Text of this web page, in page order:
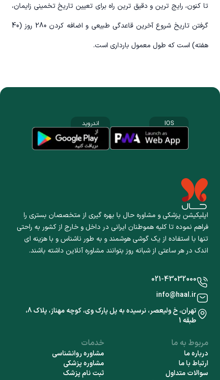
تا کنون، رایج ترین و دقیق ترین راه برای تعیین تاریخ تخمینی زایمان،
گرفتن تاریخ شروع آخرین قاعدگی طبیعی و اضافه کردن 280 روز (40
هفته) است که طول معمول بارداری است.
اپلیکیشن پزشکی و مشاوره حال با بهره گیری از متخصصان بستری را
فراهم نموده تا کلیه هموطنان ایرانی در داخل و خارج از کشور به راحتی
تنها با استفاده از یک گوشی هوشمند و به طور ناشناس و با هزینه ای
اندک در هر ساعتی از شبانه روز بتوانند مشاوره آنلاین داشته باشند.
IOS اندروید
مربوط به ما
درباره ما
ارتباط با ما
سوالات متداول
خدمات
مشاوره روانشناسی
مشاوره پزشکی
ثبت نام پزشک
021-43032000
info@haal.ir
تهران، خ ولیعصر، نرسیده به پل پارک وی، کوچه مهناز، پلاک 8،
طبقه 1